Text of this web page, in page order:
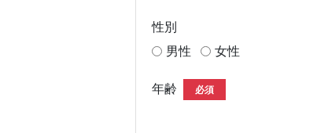
性別
男性
女性
年齢 必須